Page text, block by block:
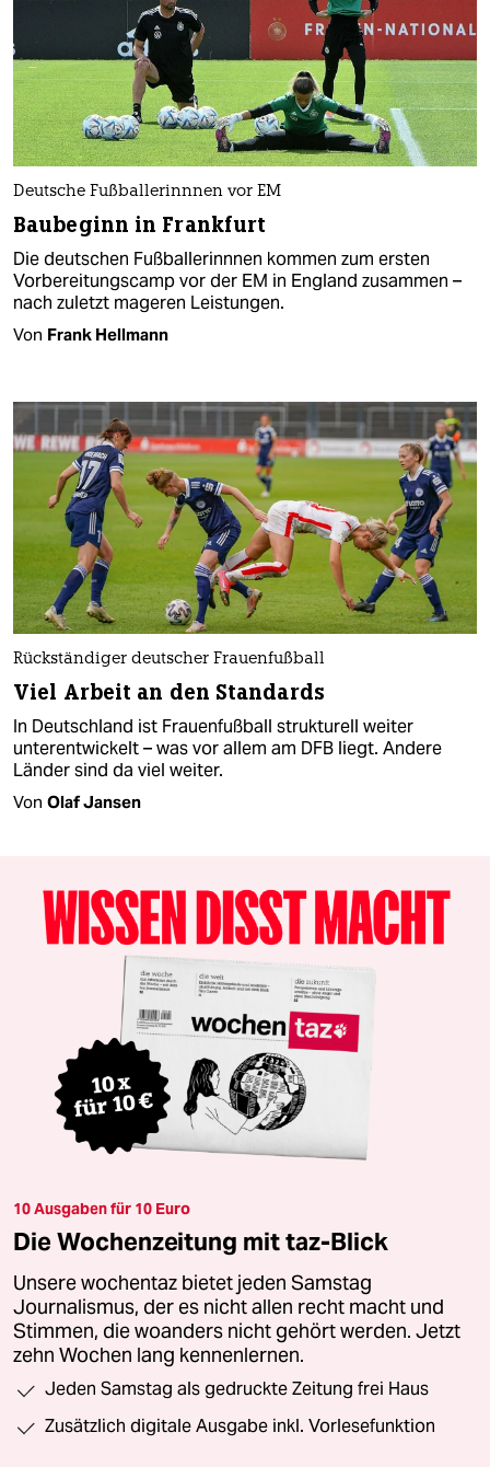
Deutsche Fußballerinnnen vor EM
Baubeginn in Frankfurt
Die deutschen Fußballerinnnen kommen zum ersten
Vorbereitungscamp vor der EM in England zusammen –
nach zuletzt mageren Leistungen.
Von Frank Hellmann
Rückständiger deutscher Frauenfußball
Viel Arbeit an den Standards
In Deutschland ist Frauenfußball strukturell weiter
unterentwickelt – was vor allem am DFB liegt. Andere
Länder sind da viel weiter.
Von Olaf Jansen
10 Ausgaben für 10 Euro
Die Wochenzeitung mit taz-Blick
Unsere wochentaz bietet jeden Samstag
Journalismus, der es nicht allen recht macht und
Stimmen, die woanders nicht gehört werden. Jetzt
zehn Wochen lang kennenlernen.
Jeden Samstag als gedruckte Zeitung frei Haus
Zusätzlich digitale Ausgabe inkl. Vorlesefunktion